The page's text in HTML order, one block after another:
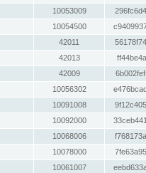
10053009
10054500
42011
42013
42009
10056302
10091008
10092000
10068006
10078000
10061007